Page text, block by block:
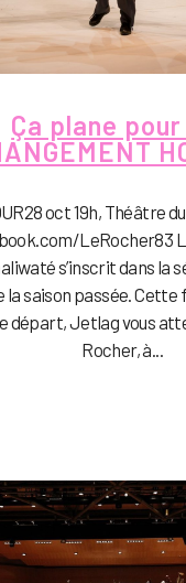
Ça plane
oct 19h, Théâtre
LeRocher83
s’inscrit dans la
la saison passée. Cette
départ, Jetlag vous
Rocher, à...